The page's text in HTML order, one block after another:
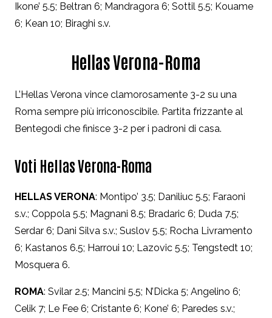
Ikone’ 5.5; Beltran 6; Mandragora 6; Sottil 5.5; Kouame
6; Kean 10; Biraghi s.v.
Hellas Verona-Roma
L’Hellas Verona vince clamorosamente 3-2 su una
Roma sempre più irriconoscibile. Partita frizzante al
Bentegodi che finisce 3-2 per i padroni di casa.
Voti Hellas Verona-Roma
HELLAS VERONA: Montipo’ 3.5; Daniliuc 5.5; Faraoni
s.v.; Coppola 5.5; Magnani 8.5; Bradaric 6; Duda 7.5;
Serdar 6; Dani Silva s.v.; Suslov 5.5; Rocha Livramento
6; Kastanos 6.5; Harroui 10; Lazovic 5.5; Tengstedt 10;
Mosquera 6.
ROMA: Svilar 2.5; Mancini 5.5; N’Dicka 5; Angelino 6;
Celik 7; Le Fee 6; Cristante 6; Kone’ 6; Paredes s.v.;